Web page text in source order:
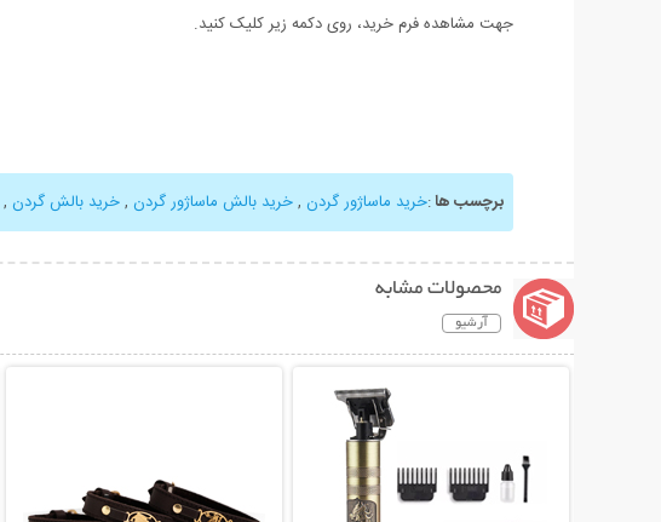
جهت مشاهده فرم خرید، روی دکمه زیر کلیک کنید.
برچسب ها:خرید ماساژور گردن ,خرید بالش ماساژور گردن ,خرید بالش گردن ,
محصولات مشابه
آرشیو